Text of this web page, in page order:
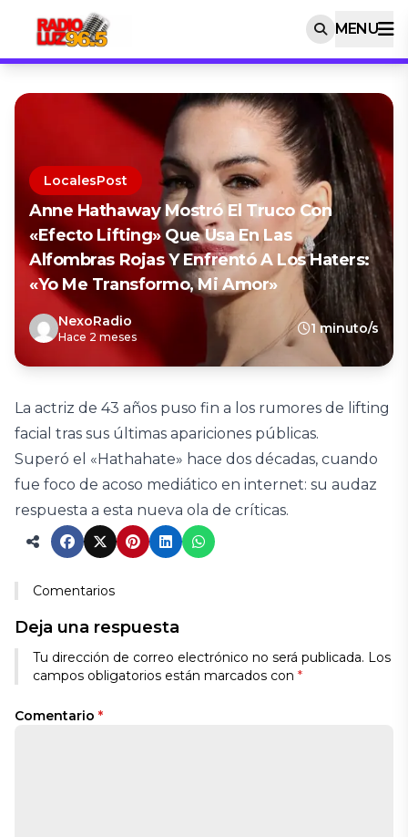
MENU
LocalesPost
Anne Hathaway Mostró El Truco Con
«efecto Lifting» Que Usa En Las
Alfombras Rojas Y Enfrentó A Los Haters:
«Yo Me Transformo, Mi Amor»
NexoRadio
Hace 2 meses
1 minuto/s
La actriz de 43 años puso fin a los rumores de lifting
facial tras sus últimas apariciones públicas.
Superó el «Hathahate» hace dos décadas, cuando
fue foco de acoso mediático en internet: su audaz
respuesta a esta nueva ola de críticas.
Comentarios
Deja una respuesta
Tu dirección de correo electrónico no será publicada. Los
campos obligatorios están marcados con *
Comentario *